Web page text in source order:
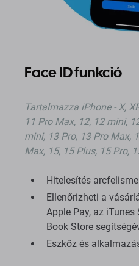
Face ID funkció
Tartalmazza iPhone - X,
11 Pro Max, 12, 12 mini,
mini, 13 Pro, 13 Pro Max,
Max, 15, 15 Plus, 15 Pro,
Hitelesítés
Ellenőrizheti a
Apple Pay, az iTunes
Book Store
Eszköz és